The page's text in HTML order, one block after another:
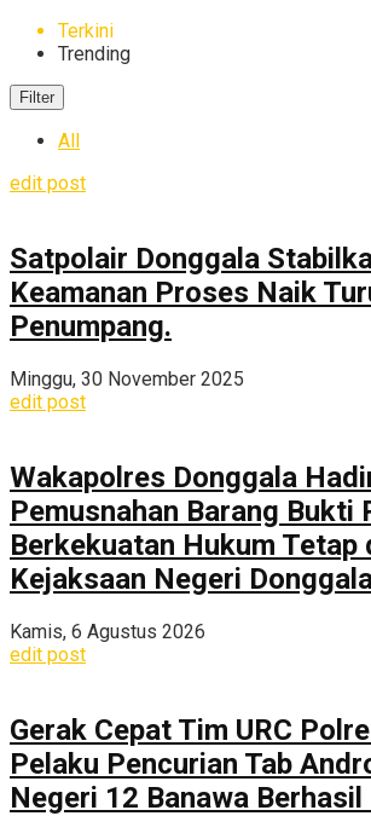
Terkini
Trending
Filter
All
edit post
Satpolair Donggala
Keamanan Proses Naik
Penumpang.
Minggu, 30 November 2025
edit post
Wakapolres Donggala
Pemusnahan Barang Bukti
Berkekuatan Hukum Tetap
Kejaksaan Negeri
Kamis, 6 Agustus 2026
edit post
Gerak Cepat Tim URC
Pelaku Pencurian Tab
Negeri 12 Banawa Berhasil